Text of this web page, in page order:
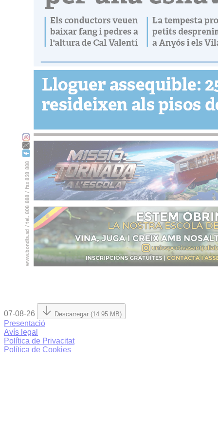
07-08-26 Descarregar (14.95 MB)
Presentació
Avís legal
Política de Privacitat
Política de Cookies